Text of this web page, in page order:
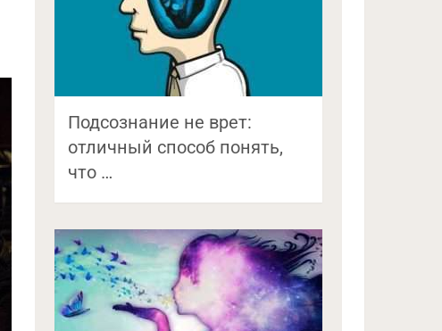
Подсознание не врет:
отличный способ понять,
что …